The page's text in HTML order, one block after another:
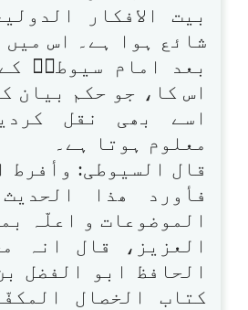
بیت الافکار
شائع ہوا ہے۔ اس میں
بعد امام سیوطیؒ
اس کا، جو حکم بیان
اسے بھی نقل
معلوم ہوتا ہے۔
قال السیوطی: وأفرط
فأورد ھذا
الموضوعات و اعلّہ
العزیز، قال انہ
الحافظ ابو الفضل
کتاب الخصال